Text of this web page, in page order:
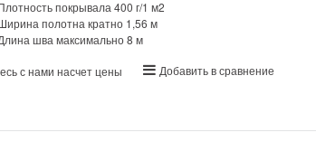
покрывала 400 г/1 м2
полотна кратно 1,56 м
шва максимально 8 м
с нами насчет цены Добавить в сравнение